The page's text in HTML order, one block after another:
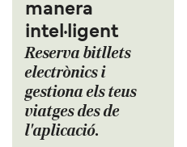
manera
intel·ligent
Reserva bitllets
electrònics i
gestiona els teus
viatges des de
l'aplicació.